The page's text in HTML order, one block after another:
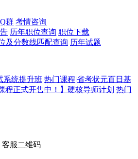
群 考情咨询
历年职位查询 职位下载
及分数线匹配查询 历年试题
系统提升班 热门课程|省考状元百日基
程正式开售中！】硬核导师计划 热门
服二维码